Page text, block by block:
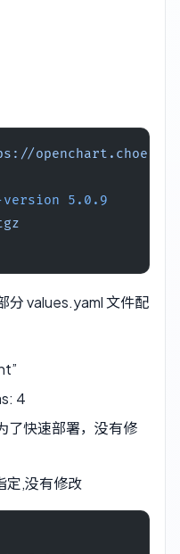
5.0.9
分 values.yaml 文件配
4
了快速部署，没有修
定,没有修改